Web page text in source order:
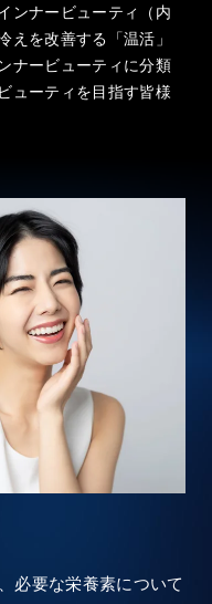
ンナービューティ（内
えを改善する「温活」
ナービューティに分類
ューティを目指す皆様
必要な栄養素について